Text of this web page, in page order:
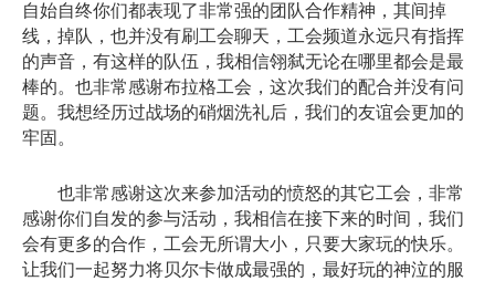
自始自终你们都表现了非常强的团队合作精神，其间掉
线，掉队，也并没有刷工会聊天，工会频道永远只有指挥
的声音，有这样的队伍，我相信翎弑无论在哪里都会是最
棒的。也非常感谢布拉格工会，这次我们的配合并没有问
题。我想经历过战场的硝烟洗礼后，我们的友谊会更加的
牢固。
也非常感谢这次来参加活动的愤怒的其它工会，非常
感谢你们自发的参与活动，我相信在接下来的时间，我们
会有更多的合作，工会无所谓大小，只要大家玩的快乐。
让我们一起努力将贝尔卡做成最强的，最好玩的神泣的服